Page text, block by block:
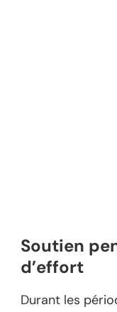
Soutien
d’effort
Durant les